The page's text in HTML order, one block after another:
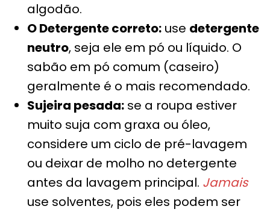
algodão.
O Detergente correto: use detergente
neutro, seja ele em pó ou líquido. O
sabão em pó comum (caseiro)
geralmente é o mais recomendado.
Sujeira pesada: se a roupa estiver
muito suja com graxa ou óleo,
considere um ciclo de pré-lavagem
ou deixar de molho no detergente
antes da lavagem principal. Jamais
use solventes, pois eles podem ser